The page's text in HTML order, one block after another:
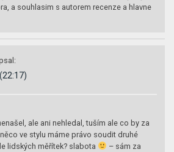
a souhlasim s autorem recenze a hlavne
ale ani nehledal, tuším ale co by za
ve stylu máme právo soudit druhé
lidských měřítek? slabota
– sám za